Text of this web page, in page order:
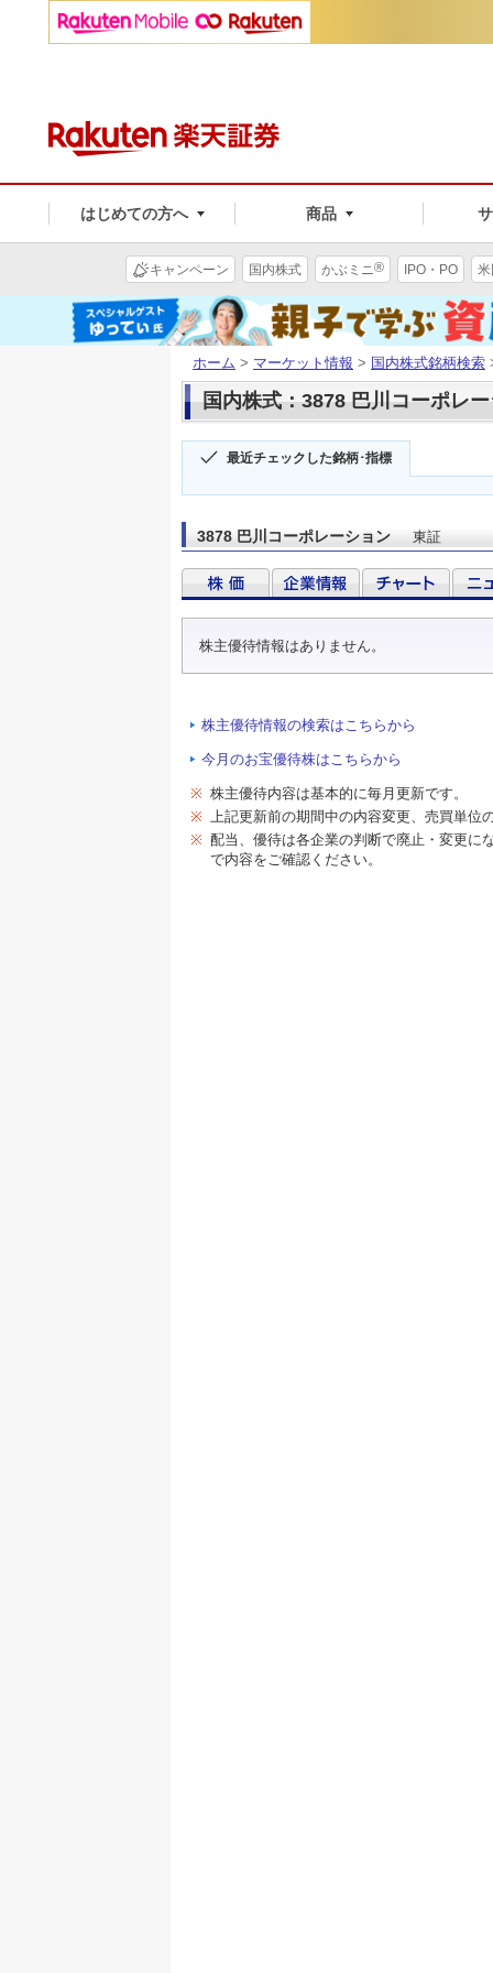
はじめての方へ 商品
キャンペーン 国内株式 かぶミニ® IPO・PO
ホーム > マーケット情報 > 国内株式銘柄検索
国内株式：3878 巴川コーポレ
最近チェックした銘柄･指標
3878 巴川コーポレーション 東証
株主優待情報はありません。
株主優待情報の検索はこちらから
今月のお宝優待株はこちらから
※ 株主優待内容は基本的に毎月更新です。
※ 上記更新前の期間中の内容変更、売買単位
※ 配当、優待は各企業の判断で廃止・変更に
で内容をご確認ください。